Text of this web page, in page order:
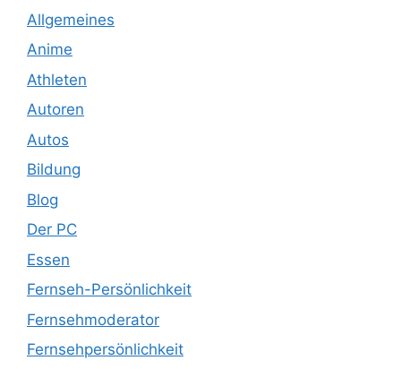
Allgemeines
Anime
Athleten
Autoren
Autos
Bildung
Blog
Der PC
Essen
Fernseh-Persönlichkeit
Fernsehmoderator
Fernsehpersönlichkeit